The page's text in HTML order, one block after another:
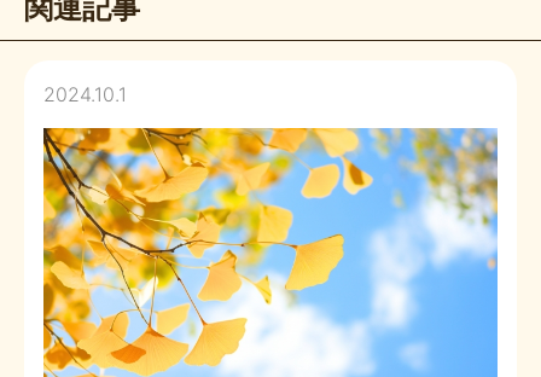
m
関連記事
2024.10.1